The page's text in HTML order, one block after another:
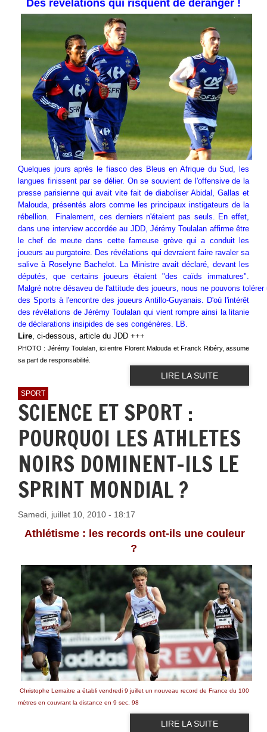
Des révélations qui risquent de déranger !
Quelques jours après le fiasco des Bleus en Afrique du Sud, les
langues finissent par se délier. On se souvient de l'offensive de la
presse parisienne qui avait vite fait de diaboliser Abidal, Gallas et
Malouda, présentés alors comme les principaux instigateurs de la
rébellion. Finalement, ces derniers n'étaient pas seuls. En effet,
dans une interview accordée au JDD, Jérémy Toulalan affirme être
le chef de meute dans cette fameuse grève qui a conduit les
joueurs au purgatoire. Des révélations qui devraient faire ravaler sa
salive à Roselyne Bachelot. La Ministre avait déclaré, devant les
députés, que certains joueurs étaient "des caïds immatures".
Malgré notre désaveu de l'attitude des joueurs, nous ne pouvons
des Sports à l'encontre des joueurs Antillo-Guyanais. D'où l'intérêt
des révélations de Jérémy Toulalan qui vient rompre ainsi la litanie
de déclarations insipides de ses congénères. LB.
Lire, ci-dessous, article du JDD +++
PHOTO : Jérémy Toulalan, ici entre Florent Malouda et Franck Ribéry, assume
sa part de responsabilité.
LIRE LA SUITE
SPORT
SCIENCE ET SPORT :
POURQUOI LES ATHLETES
NOIRS DOMINENT-ILS LE
SPRINT MONDIAL ?
Samedi, juillet 10, 2010 - 18:17
Athlétisme : les records ont-ils une couleur
?
Christophe Lemaitre a établi vendredi 9 juillet un nouveau record de France du 100
mètres en couvrant la distance en 9 sec. 98
LIRE LA SUITE